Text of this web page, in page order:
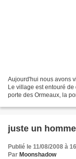
Aujourd'hui nous avons
Le village est entouré
porte des Ormeaux, la
juste un homme
Publié le 11/08/2008 à
Par Moonshadow